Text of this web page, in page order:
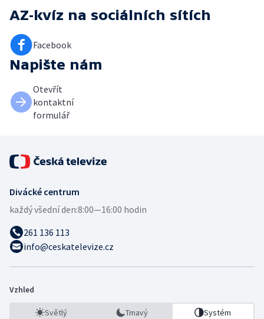
AZ-kvíz na sociálních sítích
Facebook
Napište nám
Otevřít
kontaktní
formulář
Divácké centrum
každý všední den:8:00—16:00 hodin
261 136 113
info@ceskatelevize.cz
Vzhled
Světlý Tmavý Systém